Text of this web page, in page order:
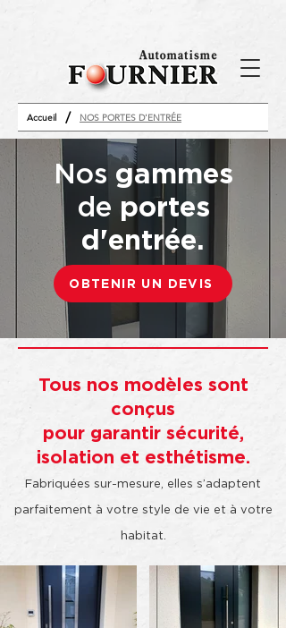
Accueil / NOS PORTES D'ENTRÉE
Nos gammes
de portes
d'entrée.
OBTENIR UN DEVIS
Tous nos modèles sont
conçus
pour garantir sécurité,
isolation et esthétisme.
Fabriquées sur-mesure, elles s’adaptent
parfaitement à votre style de vie et à votre
habitat.